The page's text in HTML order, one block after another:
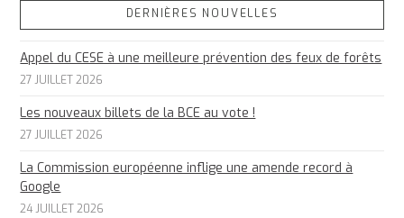
DERNIÈRES NOUVELLES
Appel du CESE à une meilleure prévention des feux de forêts
27 JUILLET 2026
Les nouveaux billets de la BCE au vote !
27 JUILLET 2026
La Commission européenne inflige une amende record à
Google
24 JUILLET 2026